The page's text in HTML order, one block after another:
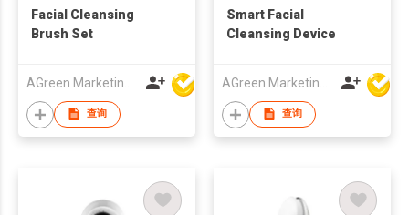
Facial Cleansing
Brush Set
查询
Smart Facial
Cleansing Device
查询